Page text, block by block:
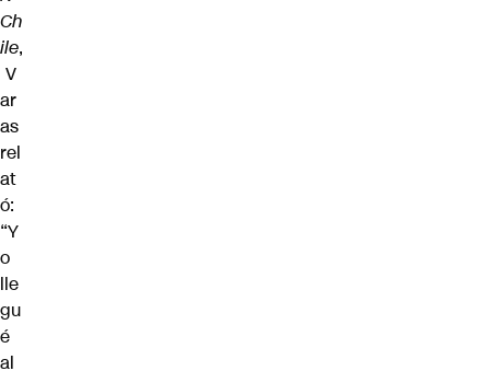
Ch
ile,
V
ar
as
rel
at
ó:
“Y
o
lle
gu
é
al